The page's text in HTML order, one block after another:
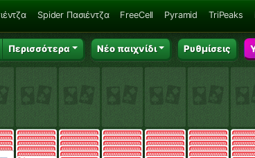
Spider Πασιέντζα FreeCell Pyramid TriPeaks
Περισσότερα Νέο παιχνίδι Ρυθμίσεις